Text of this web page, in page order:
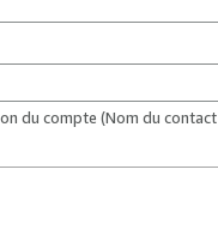
du compte (Nom du